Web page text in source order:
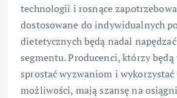
technologii i rosnące
dostosowane do indywidualnych
dietetycznych będą nadal
segmentu. Producenci, którzy
sprostać wyzwaniom i wykorzystać
możliwości, mają szansę na